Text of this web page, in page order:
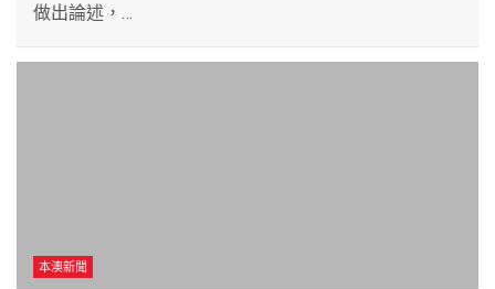
做出論述，…
本澳新聞